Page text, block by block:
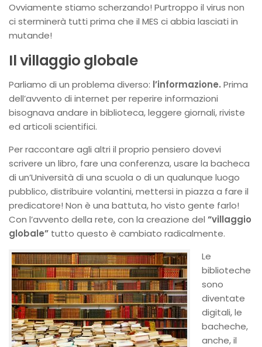
Ovviamente stiamo scherzando! Purtroppo il virus non
ci sterminerà tutti prima che il MES ci abbia lasciati in
mutande!
Il villaggio globale
Parliamo di un problema diverso: l’informazione. Prima
dell’avvento di internet per reperire informazioni
bisognava andare in biblioteca, leggere giornali, riviste
ed articoli scientifici.
Per raccontare agli altri il proprio pensiero dovevi
scrivere un libro, fare una conferenza, usare la bacheca
di un’Università di una scuola o di un qualunque luogo
pubblico, distribuire volantini, mettersi in piazza a fare il
predicatore! Non è una battuta, ho visto gente farlo!
Con l’avvento della rete, con la creazione del “villaggio
globale” tutto questo è cambiato radicalmente.
Le
biblioteche
sono
diventate
digitali, le
bacheche,
anche, il